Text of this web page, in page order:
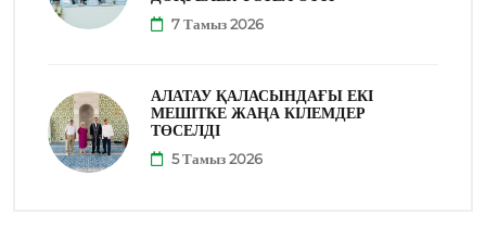
7 Тамыз 2026
АЛАТАУ ҚАЛАСЫНДАҒЫ ЕКІ
МЕШІТКЕ ЖАҢА КІЛЕМДЕР
ТӨСЕЛДІ
5 Тамыз 2026